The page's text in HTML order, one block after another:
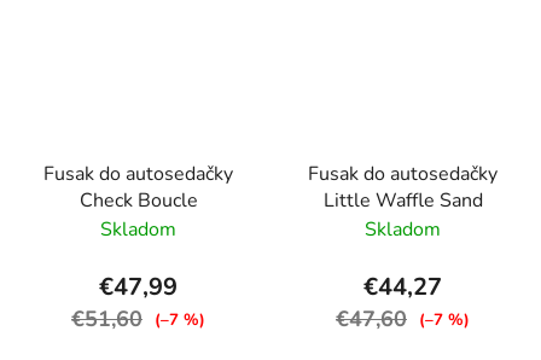
Fusak do autosedačky
Check Boucle
Skladom
€47,99
€51,60 (–7 %)
Fusak do autosedačky
Little Waffle Sand
Skladom
€44,27
€47,60 (–7 %)